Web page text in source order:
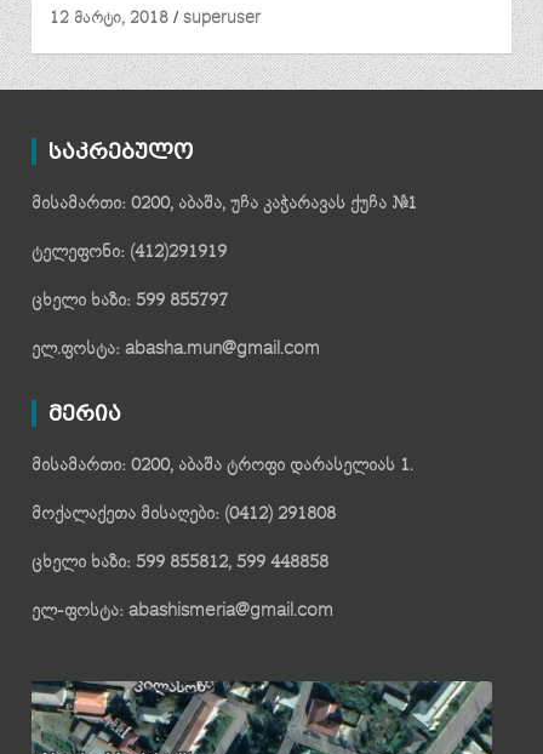
12 მარტი, 2018
superuser
საკრებულო
მისამართი: 0200, აბაშა, უჩა კაჭარავას ქუჩა №1
ტელეფონი: (412)291919
ცხელი ხაზი: 599 855797
ელ.ფოსტა: abasha.mun@gmail.com
მერია
მისამართი: 0200, აბაშა ტროფი დარასელიას 1.
მოქალაქეთა მისაღები: (0412) 291808
ცხელი ხაზი: 599 855812, 599 448858
ელ-ფოსტა: abashismeria@gmail.com